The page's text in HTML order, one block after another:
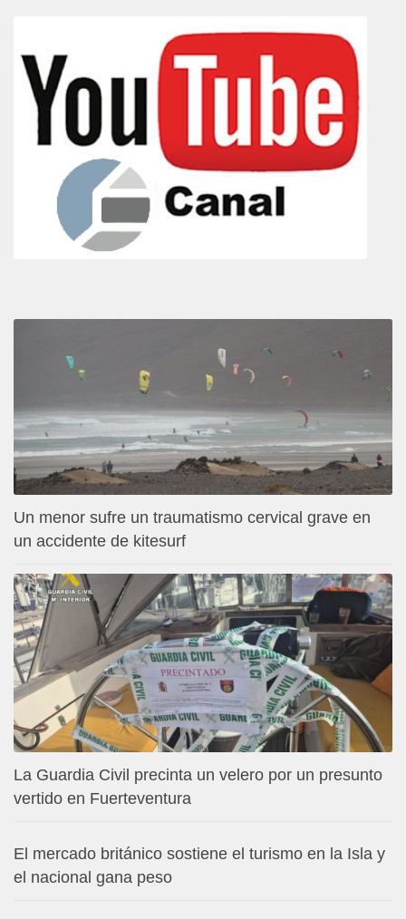
Un menor sufre un traumatismo cervical grave en
un accidente de kitesurf
La Guardia Civil precinta un velero por un presunto
vertido en Fuerteventura
El mercado británico sostiene el turismo en la Isla y
el nacional gana peso